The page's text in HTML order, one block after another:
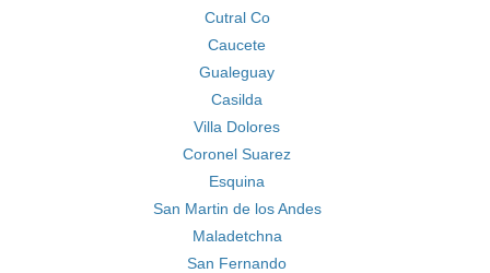
Cutral Co
Caucete
Gualeguay
Casilda
Villa Dolores
Coronel Suarez
Esquina
San Martin de los Andes
Maladetchna
San Fernando